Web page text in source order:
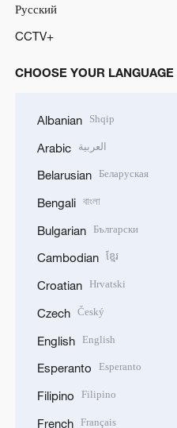
Русский
CCTV+
CHOOSE YOUR LANGUAGE
Albanian Shqip
Arabic العربية
Belarusian Беларуская
Bengali বাংলা
Bulgarian Български
Cambodian ខ្មែរ
Croatian Hrvatski
Czech Český
English English
Esperanto Esperanto
Filipino Filipino
French Français